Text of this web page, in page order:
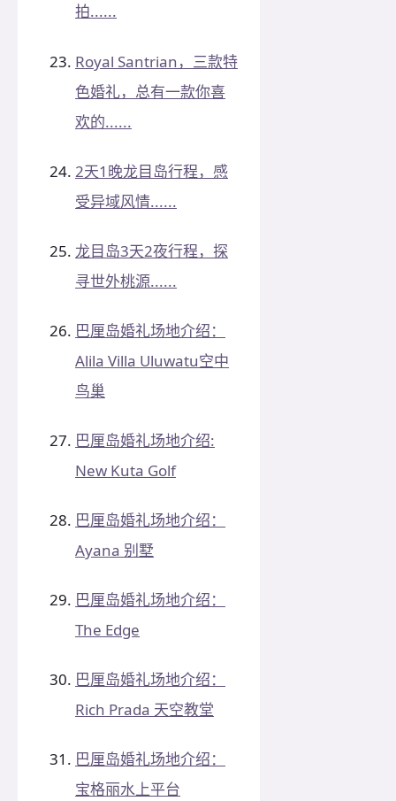
拍......
Royal Santrian，三款特
色婚礼，总有一款你喜
欢的......
2天1晚龙目岛行程，感
受异域风情......
龙目岛3天2夜行程，探
寻世外桃源......
巴厘岛婚礼场地介绍：
Alila Villa Uluwatu空中
鸟巢
巴厘岛婚礼场地介绍:
New Kuta Golf
巴厘岛婚礼场地介绍：
Ayana 别墅
巴厘岛婚礼场地介绍：
The Edge
巴厘岛婚礼场地介绍：
Rich Prada 天空教堂
巴厘岛婚礼场地介绍：
宝格丽水上平台